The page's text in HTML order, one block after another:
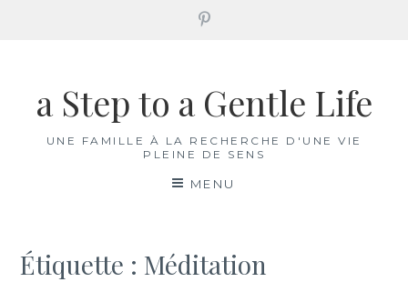
Pinterest
contenua Step to a Gentle Life
UNE FAMILLE À LA RECHERCHE D'UNE VIE
PLEINE DE SENS
MENU
Étiquette : Méditation